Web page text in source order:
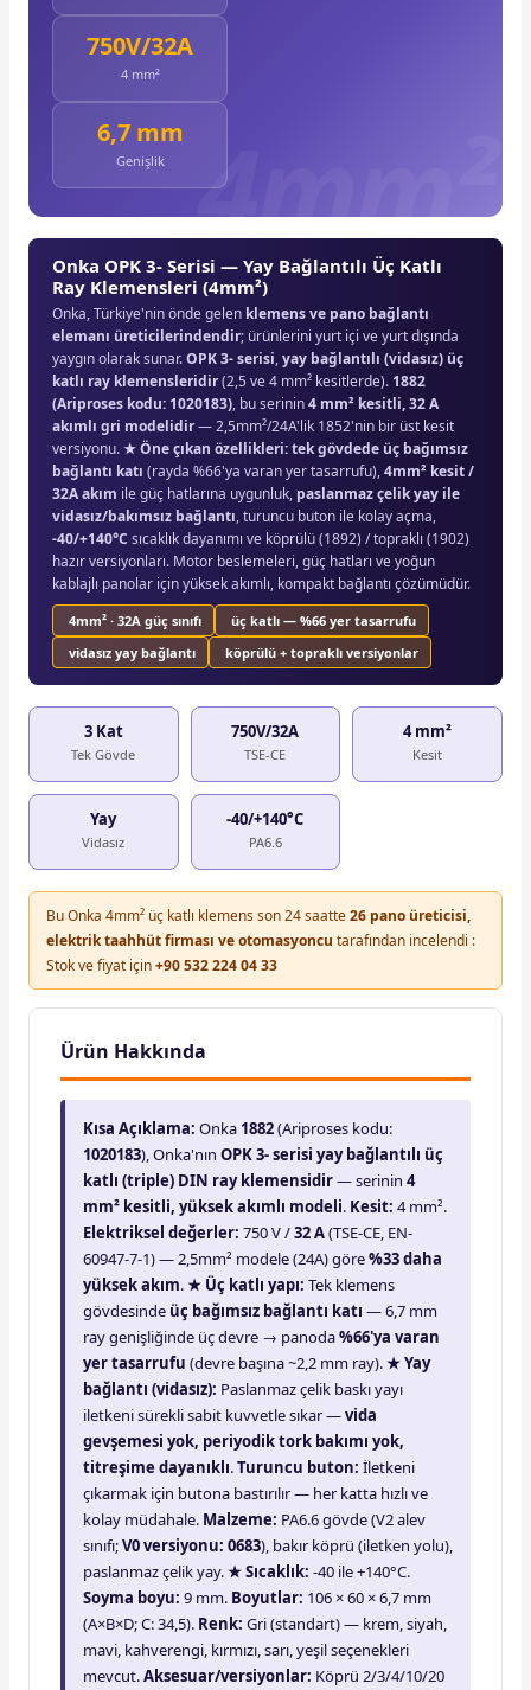
750V/32A
4 mm²
6,7 mm
Genişlik
Onka OPK 3- Serisi — Yay Bağlantılı Üç Katlı
Ray Klemensleri (4mm²)
Onka, Türkiye'nin önde gelen klemens ve pano bağlantı
elemanı üreticilerindendir; ürünlerini yurt içi ve yurt dışında
yaygın olarak sunar.OPK 3- serisi,yay bağlantılı (vidasız) üç
katlı ray klemensleridir(2,5 ve 4 mm² kesitlerde). 1882
(Ariproses kodu: 1020183), bu serinin4 mm² kesitli, 32 A
akımlı gri modelidir— 2,5mm²/24A'lik 1852'nin bir üst kesit
versiyonu.★ Öne çıkan özellikleri:tek gövdede üç bağımsız
bağlantı katı (rayda %66'ya varan yer tasarrufu),4mm² kesit /
32A akım ile güç hatlarına uygunluk, paslanmaz çelik yay ile
vidasız/bakımsız bağlantı, turuncu buton ile kolay açma,
-40/+140°C sıcaklık dayanımı ve köprülü (1892) / topraklı (1902)
hazır versiyonları. Motor beslemeleri, güç hatları ve yoğun
kablajlı panolar için yüksek akımlı, kompakt bağlantı çözümüdür.
4mm² · 32A güç sınıfı
üç katlı — %66 yer tasarrufu
vidasız yay bağlantı
köprülü + topraklı versiyonlar
3 Kat
Tek Gövde
750V/32A
TSE-CE
4 mm²
Kesit
Yay
Vidasız
-40/+140°C
PA6.6
Bu Onka 4mm² üç katlı klemens son 24 saatte26 pano üreticisi,
elektrik taahhüt firması ve otomasyoncu tarafından incelendi :
Stok ve fiyat için+90 532 224 04 33
Ürün Hakkında
Kısa Açıklama: Onka 1882(Ariproses kodu:
1020183), Onka'nın OPK 3- serisi yay bağlantılı üç
katlı (triple) DIN ray klemensidir— serinin 4
mm² kesitli, yüksek akımlı modeli. Kesit: 4 mm².
Elektriksel değerler: 750 V /32 A(TSE-CE, EN-
60947-7-1) — 2,5mm² modele (24A) göre%33 daha
yüksek akım.★ Üç katlı yapı: Tek klemens
gövdesinde üç bağımsız bağlantı katı — 6,7 mm
ray genişliğinde üç devre → panoda%66'ya varan
yer tasarrufu (devre başına ~2,2 mm ray).★ Yay
bağlantı (vidasız): Paslanmaz çelik baskı yayı
iletkeni sürekli sabit kuvvetle sıkar —vida
gevşemesi yok, periyodik tork bakımı yok,
titreşime dayanıklı.Turuncu buton: İletkeni
çıkarmak için butona bastırılır — her katta hızlı ve
kolay müdahale. Malzeme: PA6.6 gövde (V2 alev
sınıfı;V0 versiyonu: 0683), bakır köprü (iletken yolu),
paslanmaz çelik yay.★ Sıcaklık: -40 ile +140°C.
Soyma boyu: 9 mm. Boyutlar: 106 × 60 × 6,7 mm
(A×B×D; C: 34,5). Renk: Gri (standart) — krem, siyah,
mavi, kahverengi, kırmızı, sarı, yeşil seçenekleri
mevcut.Aksesuar/versiyonlar: Köprü 2/3/4/10/20